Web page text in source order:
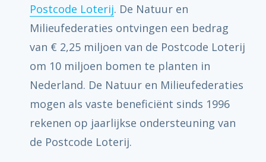
Postcode Loterij. De Natuur en
Milieufederaties ontvingen een bedrag
van € 2,25 miljoen van de Postcode Loterij
om 10 miljoen bomen te planten in
Nederland. De Natuur en Milieufederaties
mogen als vaste beneficiënt sinds 1996
rekenen op jaarlijkse ondersteuning van
de Postcode Loterij.